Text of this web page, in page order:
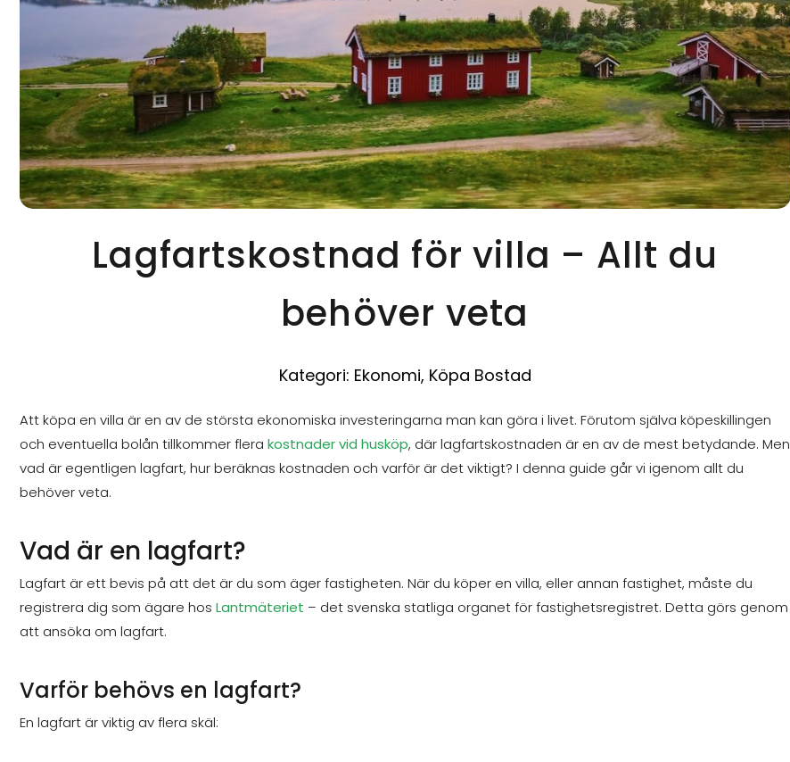
Lagfartskostnad för villa – Allt du
behöver veta
Kategori: Ekonomi, Köpa Bostad
Att köpa en villa är en av de största ekonomiska investeringarna man kan göra i livet. Förutom själva köpeskillingen
och eventuella bolån tillkommer flera kostnader vid husköp, där lagfartskostnaden är en av de mest betydande. Men
vad är egentligen lagfart, hur beräknas kostnaden och varför är det viktigt? I denna guide går vi igenom allt du
behöver veta.
Vad är en lagfart?
Lagfart är ett bevis på att det är du som äger fastigheten. När du köper en villa, eller annan fastighet, måste du
registrera dig som ägare hos Lantmäteriet – det svenska statliga organet för fastighetsregistret. Detta görs genom
att ansöka om lagfart.
Varför behövs en lagfart?
En lagfart är viktig av flera skäl: